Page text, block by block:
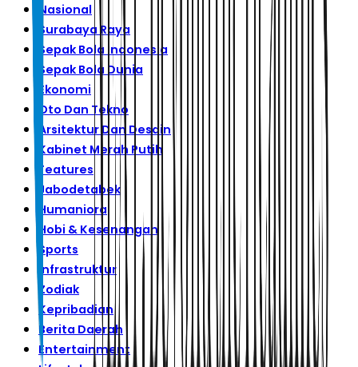
Nasional
Surabaya Raya
Sepak Bola Indonesia
Sepak Bola Dunia
Ekonomi
Oto Dan Tekno
Arsitektur Dan Desain
Kabinet Merah Putih
Features
Jabodetabek
Humaniora
Hobi & Kesenangan
Sports
Infrastruktur
Zodiak
Kepribadian
Berita Daerah
Entertainment